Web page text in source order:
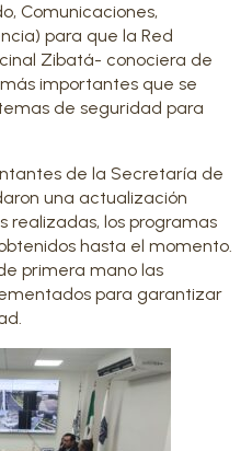
Comunicaciones,
para que la Red
Zibatá- conociera de
importantes que se
de seguridad para
de la Secretaría de
una actualización
realizadas, los programas
hasta el momento.
primera mano las
para garantizar